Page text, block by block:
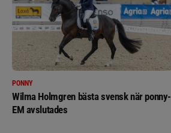
PONNY
Wilma Holmgren bästa svensk när ponny-
EM avslutades